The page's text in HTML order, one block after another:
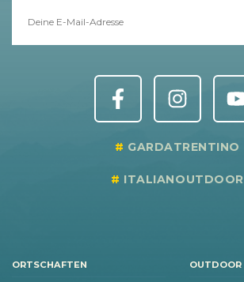
GARDATRENTINO
ITALIANOUTDOOR
ORTSCHAFTEN OUTDOOR